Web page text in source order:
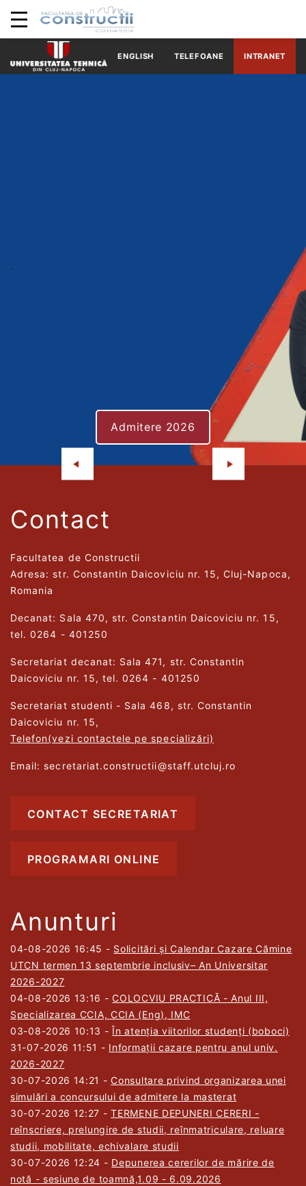
ENGLISH TELEFOANE INTRANET
.
Admitere 2026
Contact
Facultatea de Constructii
Adresa: str. Constantin Daicoviciu nr. 15, Cluj-Napoca,
Romania
Decanat: Sala 470, str. Constantin Daicoviciu nr. 15,
tel. 0264 - 401250
Secretariat decanat: Sala 471, str. Constantin
Daicoviciu nr. 15, tel. 0264 - 401250
Secretariat studenti - Sala 468, str. Constantin
Daicoviciu nr. 15,
Telefon(vezi contactele pe specializări)
Email: secretariat.constructii@staff.utcluj.ro
CONTACT SECRETARIAT
PROGRAMARI ONLINE
Anunturi
04-08-2026 16:45 - Solicitări și Calendar Cazare Cămine
UTCN termen 13 septembrie inclusiv– An Universitar
2026-2027
04-08-2026 13:16 -COLOCVIU PRACTICĂ - Anul III,
Specializarea CCIA, CCIA (Eng), IMC
03-08-2026 10:13 -În atenția viitorilor studenți (boboci)
31-07-2026 11:51 - Informații cazare pentru anul univ.
2026-2027
30-07-2026 14:21 -Consultare privind organizarea unei
simulări a concursului de admitere la masterat
30-07-2026 12:27 -TERMENE DEPUNERI CERERI -
reînscriere, prelungire de studii, reînmatriculare, reluare
studii, mobilitate, echivalare studii
30-07-2026 12:24 - Depunerea cererilor de mărire de
notă - sesiune de toamnă,1.09 - 6.09.2026